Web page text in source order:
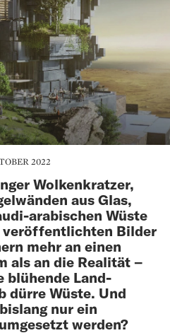
2022
Wolkenkratzer,
aus Glas,
arabischen Wüste
veröffentlichten Bilder
mehr an einen
als an die Realität –
blühende Land­
dürre Wüste. Und
nur ein
werden?